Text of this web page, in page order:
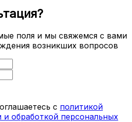
поля и мы свяжемся с вами
возникших вопросов
с политикой
обработкой персональных